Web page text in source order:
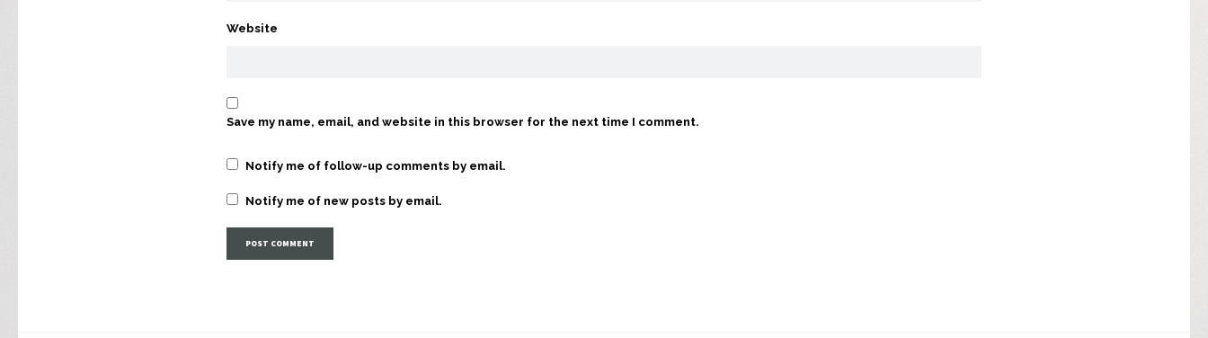
Website
Save my name, email, and website in this browser for the next time I comment.
Notify me of follow-up comments by email.
Notify me of new posts by email.